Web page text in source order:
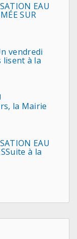
EAU
SUR
vendredi
lisent à la
la Mairie
EAU
à la